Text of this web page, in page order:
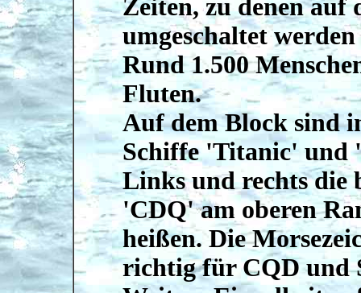
Zeiten, zu denen
umgeschaltet werden
Rund 1.500
Fluten.
Auf dem Block sind
Schiffe 'Titanic' und
Links und rechts die
'CDQ' am oberen
heißen. Die
richtig für CQD und